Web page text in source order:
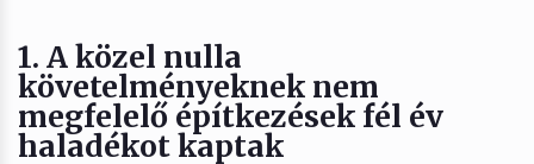
1. A közel nulla
követelményeknek nem
megfelelő építkezések fél év
haladékot kaptak